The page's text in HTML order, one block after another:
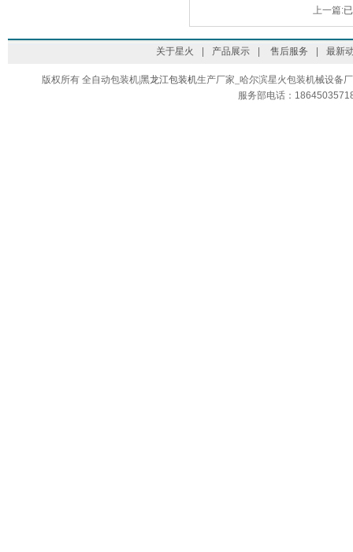
上一篇:
关于星火 产品展示 售后服务 最新
版权所有 全自动包装机|黑龙江包装机生产厂家_哈尔滨星火包装机械设备厂
服务部电话：